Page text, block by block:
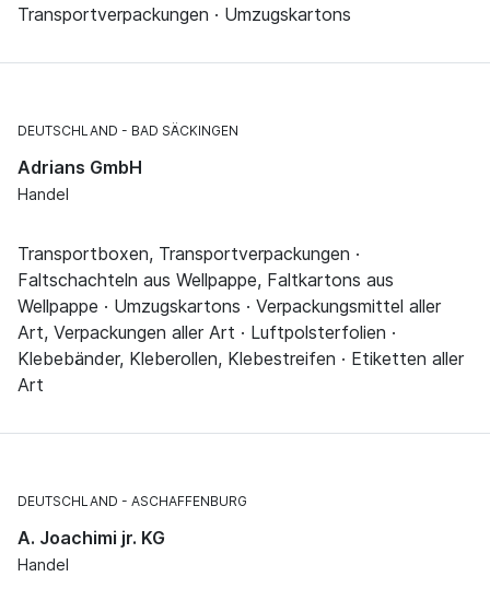
Transportverpackungen · Umzugskartons
DEUTSCHLAND BAD SÄCKINGEN
Adrians GmbH
Handel
Transportboxen, Transportverpackungen ·
Faltschachteln aus Wellpappe, Faltkartons aus
Wellpappe · Umzugskartons · Verpackungsmittel aller
Art, Verpackungen aller Art · Luftpolsterfolien ·
Klebebänder, Kleberollen, Klebestreifen · Etiketten aller
Art
DEUTSCHLAND ASCHAFFENBURG
A. Joachimi jr. KG
Handel